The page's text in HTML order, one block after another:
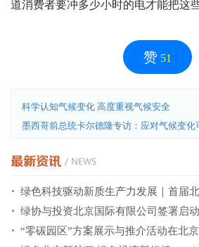
道消费者要冲多少小时的电才能把这
赞 51
科学认知气候变化 高度重视气候安全
墨西哥前总统卡尔德隆专访：应对气候变化
绿色科技驱动新质生产力发展｜首届
绿协与投资北京国际有限公司签署启
“零碳园区”方案展示与推介活动在北